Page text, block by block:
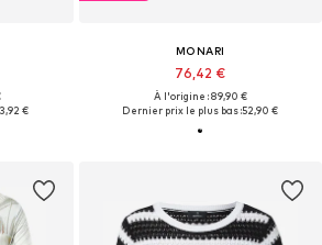
€
MONARI
76,42 €
À l'origine : 89,90 €
Dernier prix le plus bas :52,90 €